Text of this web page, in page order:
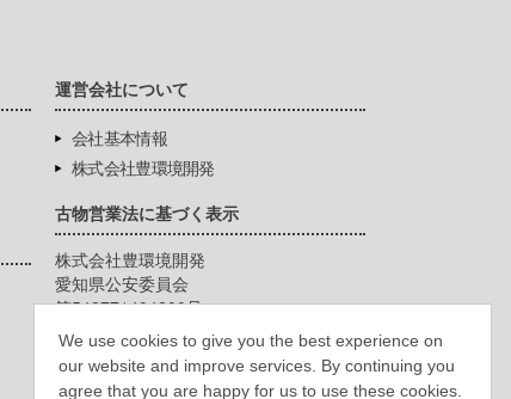
We use cookies to give you the best experience on
our website and improve services. By continuing you
agree that you are happy for us to use these cookies.
運営会社について
会社基本情報
株式会社豊環境開発
古物営業法に基づく表示
株式会社豊環境開発
愛知県公安委員会
第542771404200号